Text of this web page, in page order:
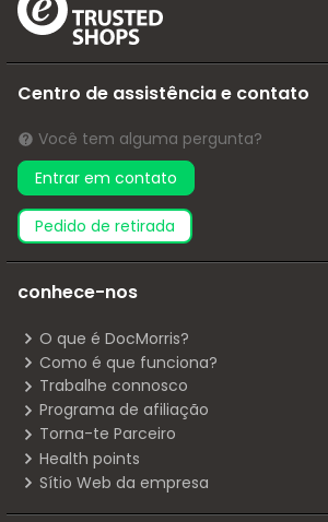
Centro de assistência e contato
Você tem alguma pergunta?
Entrar em contato
pedido de retirada
conhece-nos
O que é DocMorris?
Como é que funciona?
Trabalhe connosco
Programa de afiliação
Torna-te Parceiro
Health points
Sítio Web da empresa